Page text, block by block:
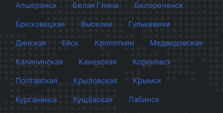
Апшеронск
Белая Глина
Белореченск
Брюховецкая
Выселки
Гулькевичи
Динская
Ейск Кропоткин
Медведовская
Калининская
Каневская
Кореновск
Полтавская
Крыловская
Крымск
Курганинск
Кущёвская
Лабинск